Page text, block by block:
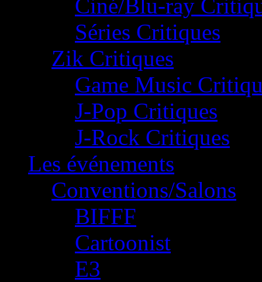
Ciné/Blu-ray
Séries Critiques
Zik Critiques
Game Music
J-Pop Critiques
J-Rock Critiques
Les événements
Conventions/Salons
BIFFF
Cartoonist
E3